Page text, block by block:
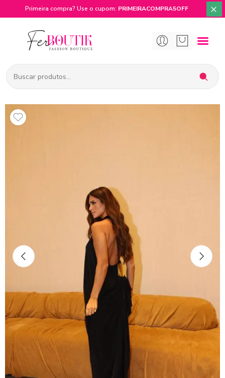
Primeira compra? Use o cupom: PRIMEIRACOMPRA5OFF ×